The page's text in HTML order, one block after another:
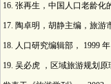
16. 张再生，中国人口老龄化
17. 陶卓明，胡静主编，旅游
18. 人口研究编辑部， 1999
19. 吴必虎 ，区域旅游规划